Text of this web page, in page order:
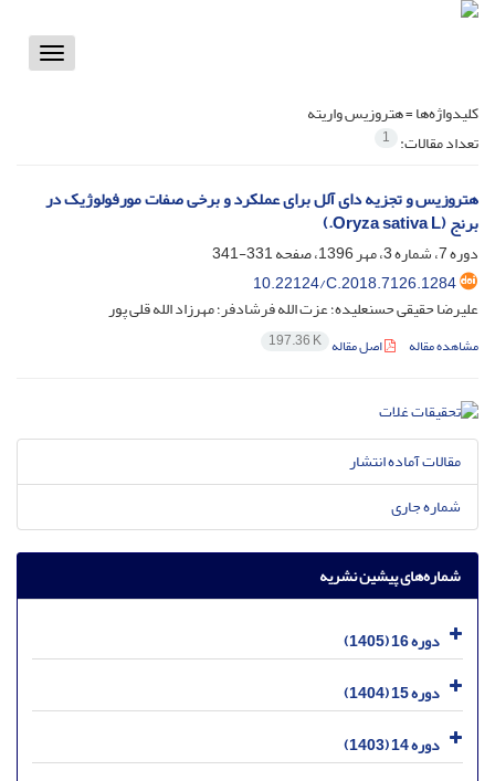
Toggle
کلیدواژه‌ها =هتروزیس واریته
تعداد مقالات: 1
هتروزیس و تجزیه دای آلل برای عملکرد و برخی صفات مورفولوژیک در
برنج (Oryza sativa L.)
دوره 7، شماره 3، مهر 1396، صفحه
331-341
10.22124/C.2018.7126.1284
علیرضا حقیقی حسنعلیده؛ عزت الله فرشادفر؛ مهرزاد الله قلی پور
مشاهده مقاله اصل مقاله 197.36 K
مقالات آماده انتشار
شماره جاری
شماره‌های پیشین نشریه
دوره 16 (1405)
دوره 15 (1404)
دوره 14 (1403)